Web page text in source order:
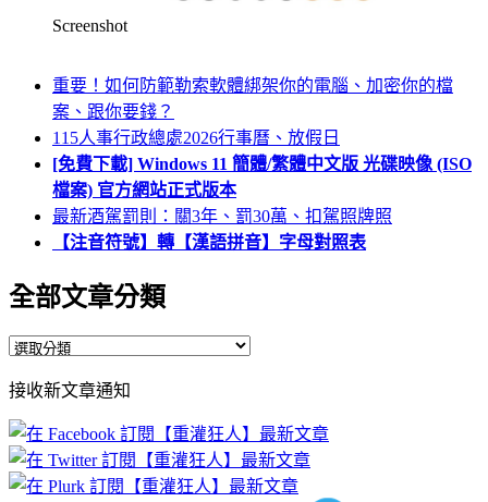
Screenshot
重要！如何防範勒索軟體綁架你的電腦、加密你的檔
案、跟你要錢？
115人事行政總處2026行事曆、放假日
[免費下載] Windows 11 簡體/繁體中文版 光碟映像 (ISO
檔案) 官方網站正式版本
最新酒駕罰則：關3年、罰30萬、扣駕照牌照
【注音符號】轉【漢語拼音】字母對照表
全部文章分類
全
文
章
分
類
接收新文章通知